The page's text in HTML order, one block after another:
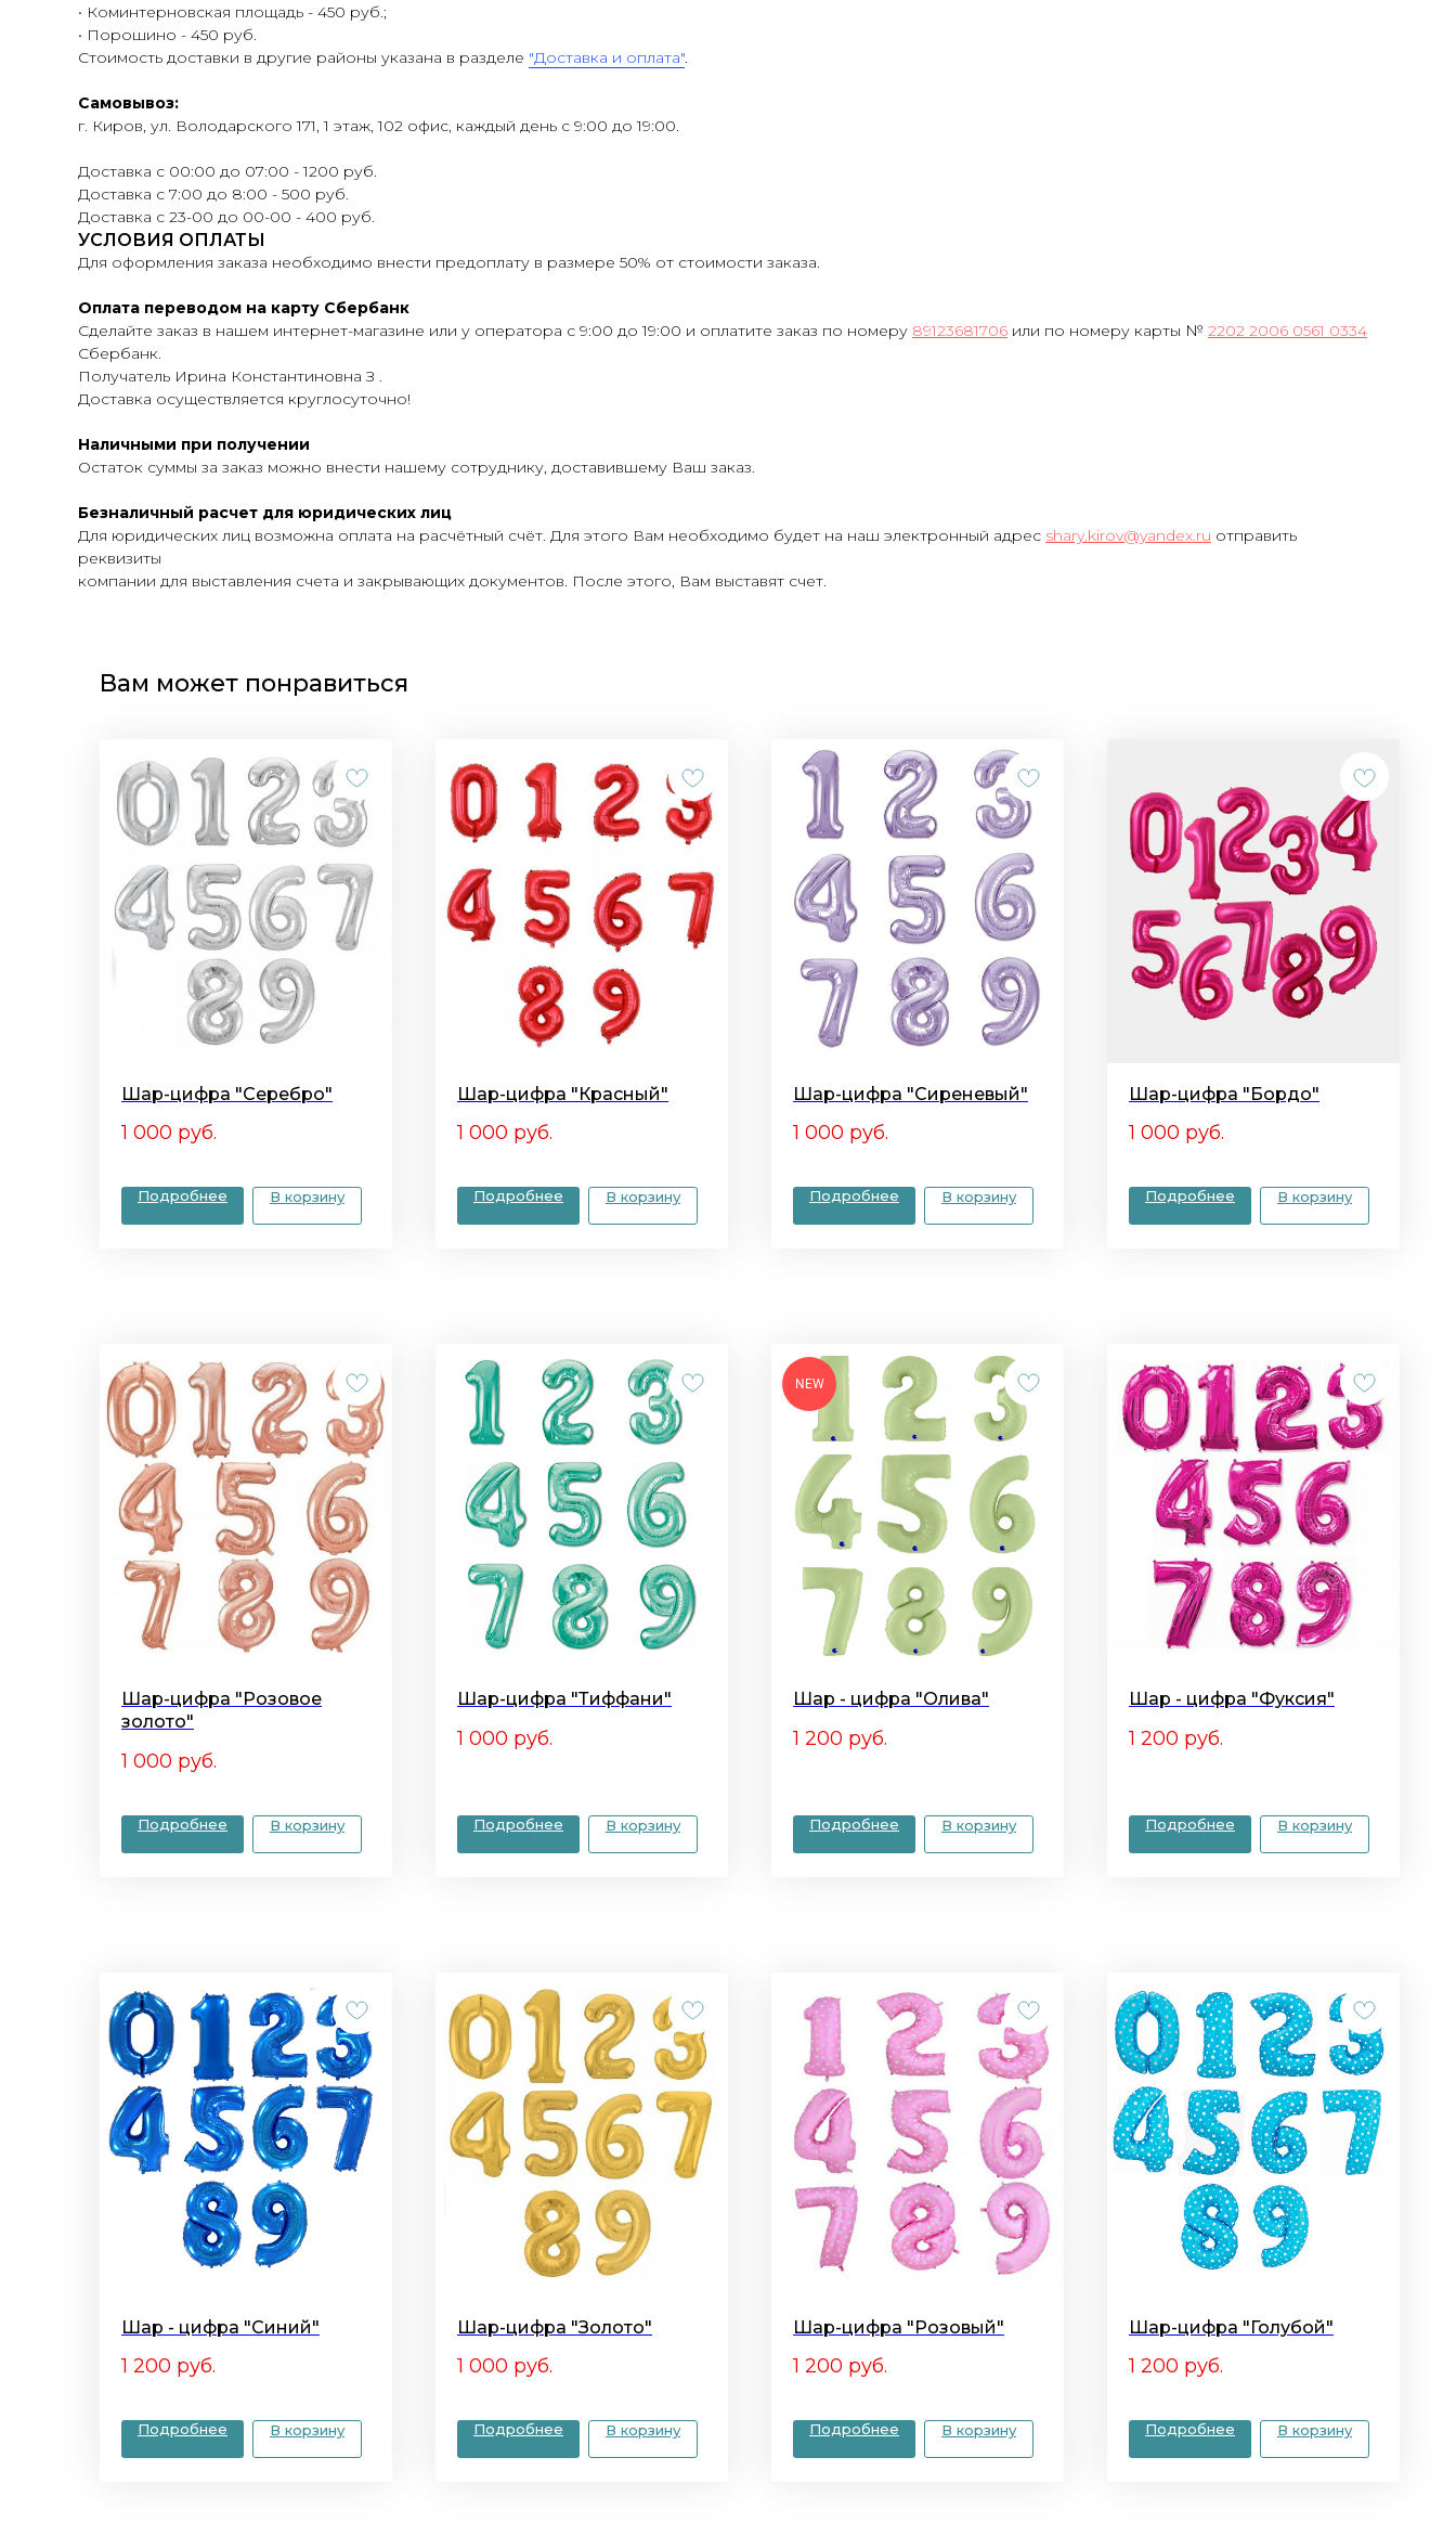
• Коминтерновская площадь - 450 руб.;
• Порошино - 450 руб.
Стоимость доставки в другие районы указана в разделе "Доставка и оплата".
Самовывоз:
г. Киров, ул. Володарского 171, 1 этаж, 102 офис, каждый день с 9:00 до 19:00.
Доставка с 00:00 до 07:00 - 1200 руб.
Доставка с 7:00 до 8:00 - 500 руб.
Доставка с 23-00 до 00-00 - 400 руб.
УСЛОВИЯ ОПЛАТЫ
Для оформления заказа необходимо внести предоплату в размере 50% от стоимости заказа.
Оплата переводом на карту Сбербанк
Сделайте заказ в нашем интернет-магазине или у оператора с 9:00 до 19:00 и оплатите заказ по номеру 89123681706 или по номеру карты № 2202 2006 0561 0334
Сбербанк.
Получатель Ирина Константиновна З .
Доставка осуществляется круглосуточно!
Наличными при получении
Остаток суммы за заказ можно внести нашему сотруднику, доставившему Ваш заказ.
Безналичный расчет для юридических лиц
Для юридических лиц возможна оплата на расчётный счёт. Для этого Вам необходимо будет на наш электронный адрес shary.kirov@yandex.ru отправить
реквизиты
компании для выставления счета и закрывающих документов. После этого, Вам выставят счет.
Вам может понравиться
Шар-цифра "Серебро"
1 000 руб.
Подробнее В корзину
Шар-цифра "Красный"
1 000 руб.
Подробнее В корзину
Шар-цифра "Сиреневый"
1 000 руб.
Подробнее В корзину
Шар-цифра "Бордо"
1 000 руб.
Подробнее В корзину
Шар-цифра "Розовое
золото"
1 000 руб.
Подробнее В корзину
Шар-цифра "Тиффани"
1 000 руб.
Подробнее В корзину
NEW
Шар - цифра "Олива"
1 200 руб.
Подробнее В корзину
Шар - цифра "Фуксия"
1 200 руб.
Подробнее В корзину
Шар - цифра "Синий"
1 200 руб.
Подробнее В корзину
Шар-цифра "Золото"
1 000 руб.
Подробнее В корзину
Шар-цифра "Розовый"
1 200 руб.
Подробнее В корзину
Шар-цифра "Голубой"
1 200 руб.
Подробнее В корзину